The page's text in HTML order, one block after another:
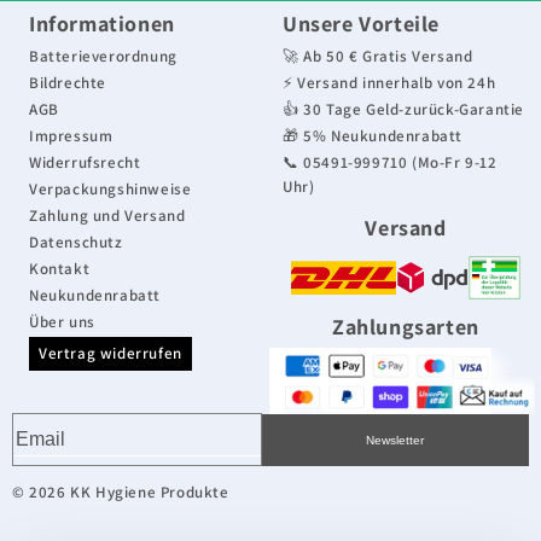
e
g
o
r
e
Informationen
Batterieverordnung
Bildrechte
AGB
Impressum
Widerrufsrecht
Verpackungshinweise
Zahlung und Versand
Datenschutz
Kontakt
Neukundenrabatt
Über uns
Vertrag widerrufen
Unsere Vorteile
🚀 Ab 50 € Gratis Versand
⚡ Versand innerhalb von 24h
👍 30 Tage Geld-zurück-Garantie
🎁 5% Neukundenrabatt
📞 05491-999710 (Mo-Fr 9-12
Uhr)
Versand
Zahlungsarten
© 2026 KK Hygiene Produkte
Newsletter